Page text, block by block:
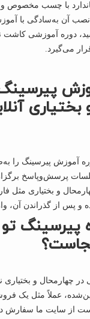
با چسب مخصوص و
آن به‌سادگی با
دوره آموزشی کاشت
قرار می‌گیرد.
بختیاری
آموزش پیرسینگ را
پرسش‌وپاسخ
و بختیاری مثل
و پس از گذراندن آن،
پیرسینگ
چهارمحال و بختیاری
عملاً مثل یک
از سایت ما سفارش